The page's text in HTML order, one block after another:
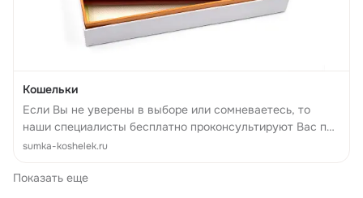
Кошельки
Если Вы не уверены в выборе или сомневаетесь, то
наши специалисты бесплатно проконсультируют Вас по
любым вопросам, связанным с нашими предложениями
sumka-koshelek.ru
Показать еще